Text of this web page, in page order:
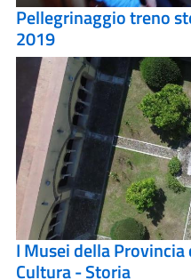
Pellegrinaggio treno
2019
I Musei della
Cultura - Storia